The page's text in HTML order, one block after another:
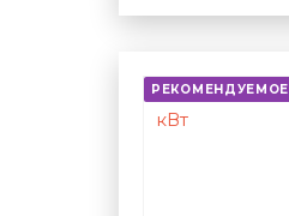
РЕКОМЕНДУЕМОЕ